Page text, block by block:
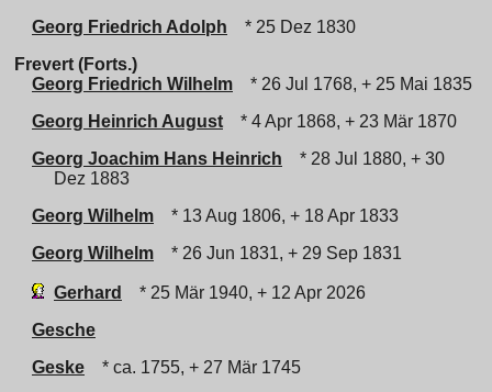
Georg Friedrich Adolph
* 25 Dez 1830
Frevert (Forts.)
Georg Friedrich Wilhelm
* 26 Jul 1768, + 25 Mai 1835
Georg Heinrich August
* 4 Apr 1868, + 23 Mär 1870
Georg Joachim Hans Heinrich
* 28 Jul 1880, + 30
Dez 1883
Georg Wilhelm
* 13 Aug 1806, + 18 Apr 1833
Georg Wilhelm
* 26 Jun 1831, + 29 Sep 1831
Gerhard
* 25 Mär 1940, + 12 Apr 2026
Gesche
Geske
* ca. 1755, + 27 Mär 1745